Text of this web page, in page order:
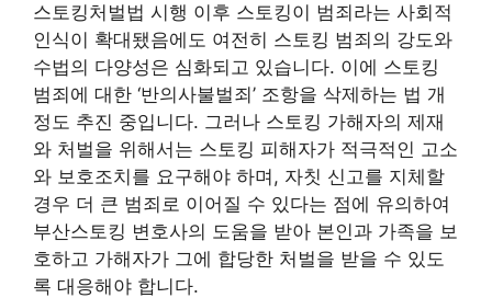
스토킹처벌법 시행 이후 스토킹이 범죄라는 사회적
인식이 확대됐음에도 여전히 스토킹 범죄의 강도와
수법의 다양성은 심화되고 있습니다. 이에 스토킹
범죄에 대한 ‘반의사불벌죄’ 조항을 삭제하는 법 개
정도 추진 중입니다. 그러나 스토킹 가해자의 제재
와 처벌을 위해서는 스토킹 피해자가 적극적인 고소
와 보호조치를 요구해야 하며, 자칫 신고를 지체할
경우 더 큰 범죄로 이어질 수 있다는 점에 유의하여
부산스토킹 변호사의 도움을 받아 본인과 가족을 보
호하고 가해자가 그에 합당한 처벌을 받을 수 있도
록 대응해야 합니다.